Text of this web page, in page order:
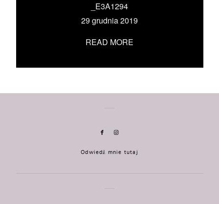
_E3A1294
29 grudnia 2019
READ MORE
Odwiedź mnie tutaj